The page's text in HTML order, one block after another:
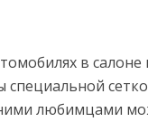
в салоне
специальной
любимцами